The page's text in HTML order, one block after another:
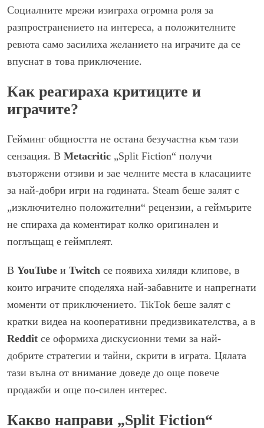
Социалните мрежи изиграха огромна роля за
разпространението на интереса, а положителните
ревюта само засилиха желанието на играчите да се
впуснат в това приключение.
Как реагираха критиците и
играчите?
Гейминг общността не остана безучастна към тази
сензация. В Metacritic „Split Fiction“ получи
възторжени отзиви и зае челните места в класациите
за най-добри игри на годината. Steam беше залят с
„изключително положителни“ рецензии, а геймърите
не спираха да коментират колко оригинален и
поглъщащ е геймплеят.
В YouTube и Twitch се появиха хиляди клипове, в
които играчите споделяха най-забавните и напрегнати
моменти от приключението. TikTok беше залят с
кратки видеа на кооперативни предизвикателства, а в
Reddit се оформиха дискусионни теми за най-
добрите стратегии и тайни, скрити в играта. Цялата
тази вълна от внимание доведе до още повече
продажби и още по-силен интерес.
Какво направи „Split Fiction“